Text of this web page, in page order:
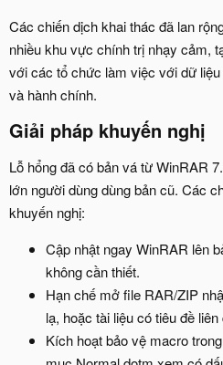
Các chiến dịch khai thác đã lan
nhiều khu vực chính trị nhạy cảm,
với các tổ chức làm việc với dữ
và hành chính.
Giải pháp khuyến nghị​
Lỗ hổng đã có bản vá từ WinRAR
lớn người dùng dùng bản cũ. Các
khuyến nghị:
Cập nhật ngay WinRAR lên
không cần thiết.
Hạn chế mở file RAR/ZIP
lạ, hoặc tài liệu có tiêu đề
Kích hoạt bảo vệ macro